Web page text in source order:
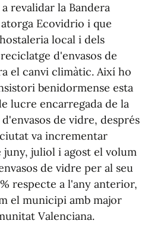
revalidar la Bandera
Ecovidrio i que
local i dels
d'envasos de
el canvi climàtic. Així ho
benidormense esta
lucre encarregada de la
de vidre, després
va incrementar
juny, juliol i agost el volum
de vidre per al seu
respecte a l'any anterior,
el municipi amb major
Valenciana.